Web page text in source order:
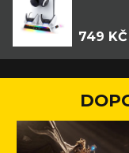
749 KČ